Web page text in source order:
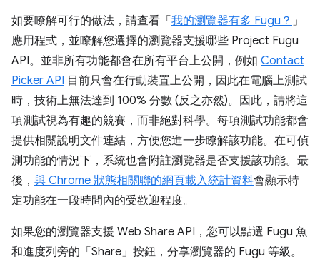
如要瞭解可行的做法，請查看「 我的瀏覽器有多 Fugu？ 」
應用程式，並瞭解您選擇的瀏覽器支援哪些 Project Fugu
API。並非所有功能都會在所有平台上公開，例如 Contact
Picker API 目前只會在行動裝置上公開，因此在電腦上測試
時，技術上無法達到 100% 分數 (反之亦然)。因此，請將這
項測試視為有趣的競賽，而非絕對科學。每項測試功能都會
提供相關說明文件連結，方便您進一步瞭解該功能。在可偵
測功能的情況下，系統也會附註瀏覽器是否支援該功能。最
後， 與 Chrome 狀態相關聯的網頁載入統計資料會顯示特
定功能在一段時間內的受歡迎程度。
如果您的瀏覽器支援 Web Share API，您可以點選 Fugu 魚
和進度列旁的「Share」 按鈕，分享瀏覽器的 Fugu 等級。